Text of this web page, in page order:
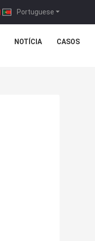
Portuguese
NOTÍCIA CASOS